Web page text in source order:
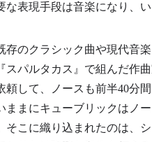
な表現手段は音楽になり、
存のクラシック曲や現代音
スパルタカス』で組んだ作
頼して、ノースも前半40分
ままにキューブリックはノ
そこに織り込まれたのは、